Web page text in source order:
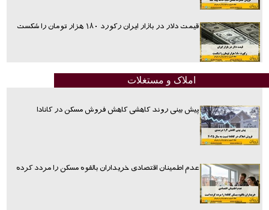
قیمت دلار در بازار ایران رکورد ۱۸۰ هزار تومان را شکست
املاک و مستغلات
پیش بینی روند کاهشی کاهش فروش مسکن در کانادا
عدم اطمینان اقتصادی خریداران بالقوه مسکن را مردد کرده